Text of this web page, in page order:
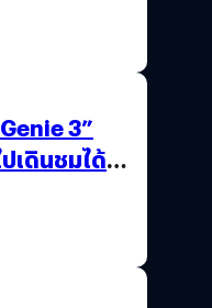
3”
เดินชมได้